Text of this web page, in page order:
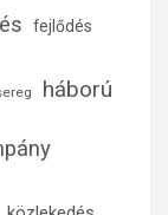
fejlődés
háború